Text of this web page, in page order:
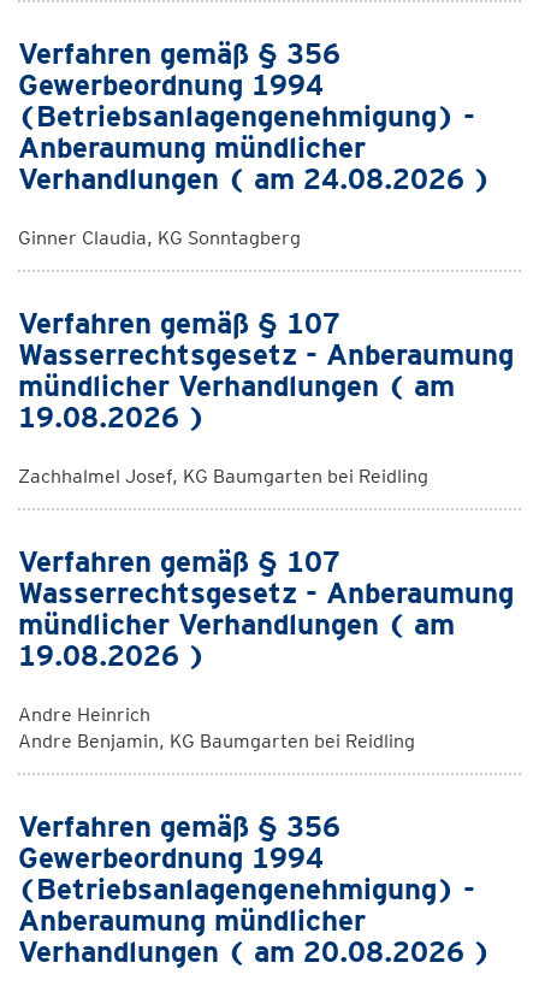
Verfahren gemäß § 356
Gewerbeordnung 1994
(Betriebsanlagengenehmigung) -
Anberaumung mündlicher
Verhandlungen ( am 24.08.2026 )
Ginner Claudia, KG Sonntagberg
Verfahren gemäß § 107
Wasserrechtsgesetz - Anberaumung
mündlicher Verhandlungen ( am
19.08.2026 )
Zachhalmel Josef, KG Baumgarten bei Reidling
Verfahren gemäß § 107
Wasserrechtsgesetz - Anberaumung
mündlicher Verhandlungen ( am
19.08.2026 )
Andre Heinrich
Andre Benjamin, KG Baumgarten bei Reidling
Verfahren gemäß § 356
Gewerbeordnung 1994
(Betriebsanlagengenehmigung) -
Anberaumung mündlicher
Verhandlungen ( am 20.08.2026 )